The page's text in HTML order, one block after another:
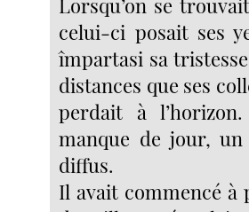
Lorsqu’on se
celui-ci posait ses
împartasi sa
distances que ses
perdait à
manque de jour, un
diffus.
Il avait commencé